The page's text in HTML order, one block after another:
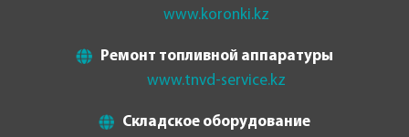
www.koronki.kz
Ремонт топливной аппаратуры
www.tnvd-service.kz
Складское оборудование